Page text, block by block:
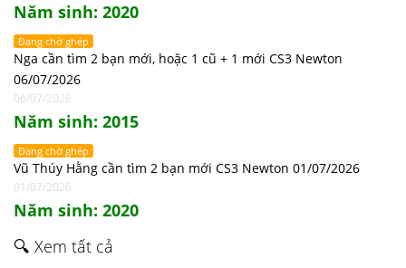
Năm sinh: 2020
Đang chờ ghép
Nga cần tìm 2 bạn mới, hoặc 1 cũ + 1 mới CS3 Newton
06/07/2026
06/07/2026
Năm sinh: 2015
Đang chờ ghép
Vũ Thúy Hằng cần tìm 2 bạn mới CS3 Newton 01/07/2026
01/07/2026
Năm sinh: 2020
🔍 Xem tất cả